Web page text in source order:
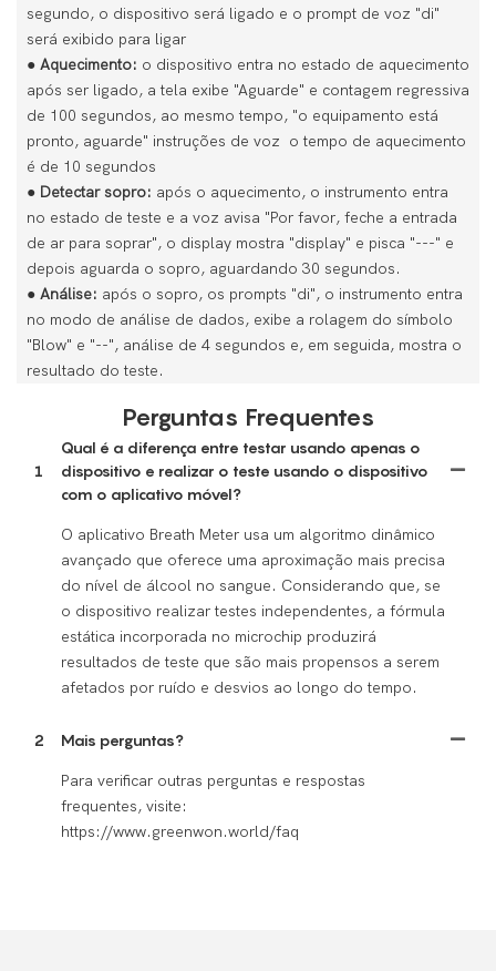
segundo, o dispositivo será ligado e o prompt de voz "di"
será exibido para ligar
● Aquecimento: o dispositivo entra no estado de aquecimento
após ser ligado, a tela exibe "Aguarde" e contagem regressiva
de 100 segundos, ao mesmo tempo, "o equipamento está
pronto, aguarde" instruções de voz o tempo de aquecimento
é de 10 segundos
● Detectar sopro: após o aquecimento, o instrumento entra
no estado de teste e a voz avisa "Por favor, feche a entrada
de ar para soprar", o display mostra "display" e pisca "---" e
depois aguarda o sopro, aguardando 30 segundos.
● Análise: após o sopro, os prompts "di", o instrumento entra
no modo de análise de dados, exibe a rolagem do símbolo
"Blow" e "--", análise de 4 segundos e, em seguida, mostra o
resultado do teste.
Perguntas Frequentes
1
Qual é a diferença entre testar usando apenas o
dispositivo e realizar o teste usando o dispositivo
com o aplicativo móvel?
O aplicativo Breath Meter usa um algoritmo dinâmico
avançado que oferece uma aproximação mais precisa
do nível de álcool no sangue. Considerando que, se
o dispositivo realizar testes independentes, a fórmula
estática incorporada no microchip produzirá
resultados de teste que são mais propensos a serem
afetados por ruído e desvios ao longo do tempo.
2 Mais perguntas?
Para verificar outras perguntas e respostas
frequentes, visite:
https://www.greenwon.world/faq